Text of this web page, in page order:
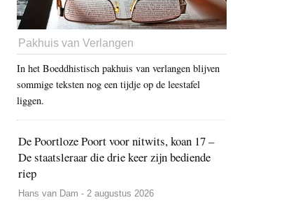
Pakhuis van Verlangen
In het Boeddhistisch pakhuis van verlangen blijven
sommige teksten nog een tijdje op de leestafel
liggen.
De Poortloze Poort voor nitwits, koan 17 –
De staatsleraar die drie keer zijn bediende
riep
Hans van Dam - 2 augustus 2026